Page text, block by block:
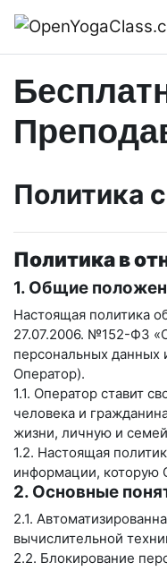
Политика
Политика в
1. Общие
Настоящая политика
27.07.2006. №152-ФЗ
персональных
Оператор).
1.1. Оператор ставит
человека и
жизни, личную и
1.2. Настоящая
информации, которую
2. Основные
2.1.
вычислительной
2.2. Блокирование